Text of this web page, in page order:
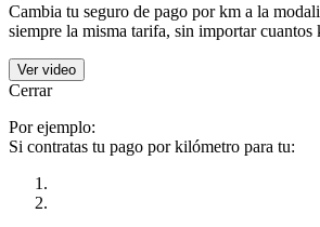
Cambia tu seguro de pago por km a la
siempre la misma tarifa, sin importar cuantos
Ver video
Cerrar
Por ejemplo:
Si contratas tu pago por kilómetro para tu: